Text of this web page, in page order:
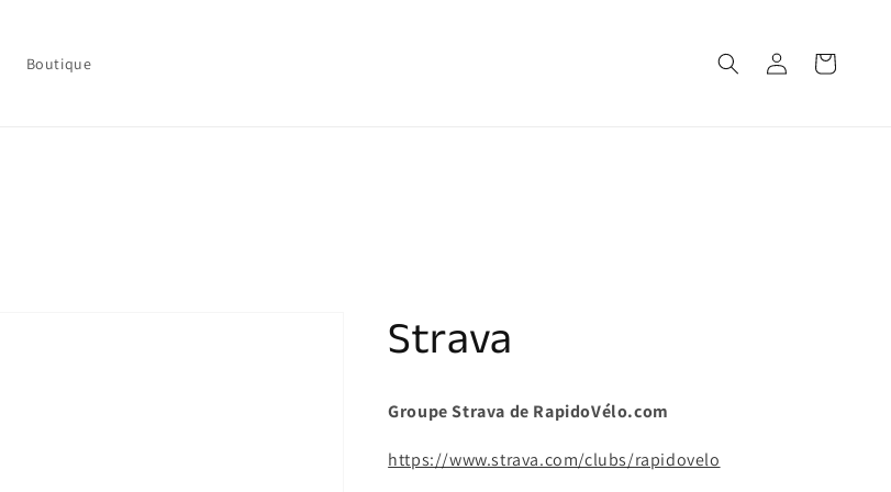
Boutique Connexion Panier
Strava
Groupe Strava de RapidoVélo.com
https://www.strava.com/clubs/rapidovelo